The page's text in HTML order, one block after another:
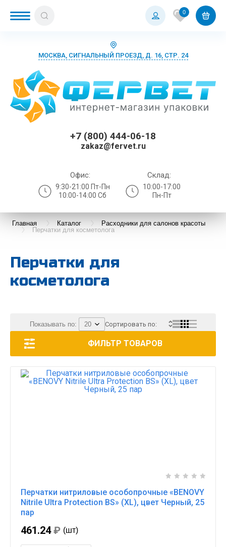
0
МОСКВА, СИГНАЛЬНЫЙ ПРОЕЗД, Д. 16, СТР. 24
+7 (800) 444-06-18
zakaz@fervet.ru
Офис:
9:30-21:00 Пт-Пн
10:00-14:00 Сб
Склад:
10:00-17:00
Пн-Пт
Главная Каталог
Расходники для салонов красоты
Перчатки для косметолога
Перчатки для
косметолога
ФИЛЬТР ТОВАРОВ
Показывать по: Сортировать по:
Перчатки нитриловые особопрочные «BENOVY
Nitrile Ultra Protection BS» (XL), цвет Черный, 25
пар
461.24₽ (шт)